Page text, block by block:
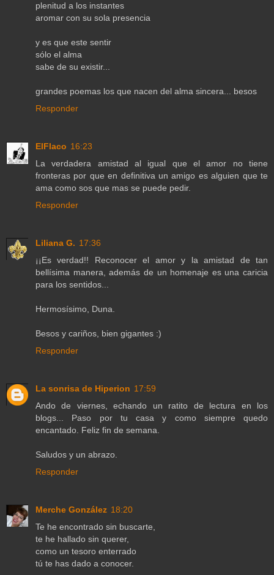
plenitud a los instantes
aromar con su sola presencia
y es que este sentir
sólo el alma
sabe de su existir...
grandes poemas los que nacen del alma sincera... besos
Responder
ElFlaco 16:23
La verdadera amistad al igual que el amor no tiene
fronteras por que en definitiva un amigo es alguien que te
ama como sos que mas se puede pedir.
Responder
Liliana G. 17:36
¡¡Es verdad!! Reconocer el amor y la amistad de tan
bellísima manera, además de un homenaje es una caricia
para los sentidos...
Hermosísimo, Duna.
Besos y cariños, bien gigantes :)
Responder
La sonrisa de Hiperion 17:59
Ando de viernes, echando un ratito de lectura en los
blogs... Paso por tu casa y como siempre quedo
encantado. Feliz fin de semana.
Saludos y un abrazo.
Responder
Merche González 18:20
Te he encontrado sin buscarte,
te he hallado sin querer,
como un tesoro enterrado
tú te has dado a conocer.